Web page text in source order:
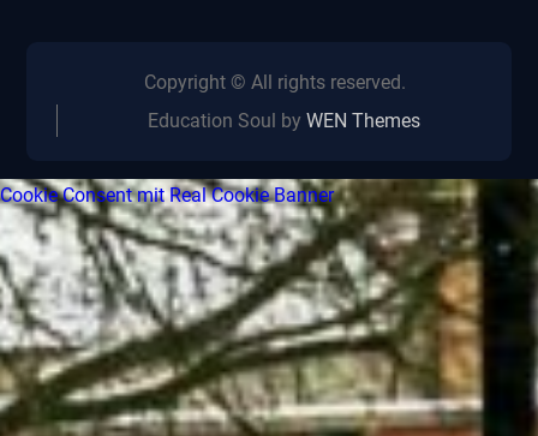
Copyright © All rights reserved.
Education Soul byWEN Themes
Cookie Consent mit Real Cookie Banner